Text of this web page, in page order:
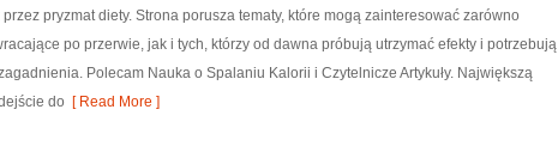
pryzmat diety. Strona porusza tematy, które mogą zainteresować zarówno
po przerwie, jak i tych, którzy od dawna próbują utrzymać efekty i potrzebują
Polecam Nauka o Spalaniu Kalorii i Czytelnicze Artykuły. Największą
do [ Read More ]